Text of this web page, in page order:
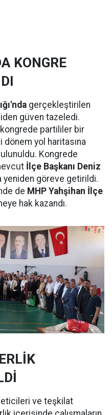
KONGRE
gerçekleştirilen
güven tazeledi.
kongrede partililer bir
dönem yol haritasına
Kongrede
İlçe Başkanı Deniz
yeniden göreve getirildi.
de MHP Yahşihan İlçe
hak kazandı.
ve teşkilat